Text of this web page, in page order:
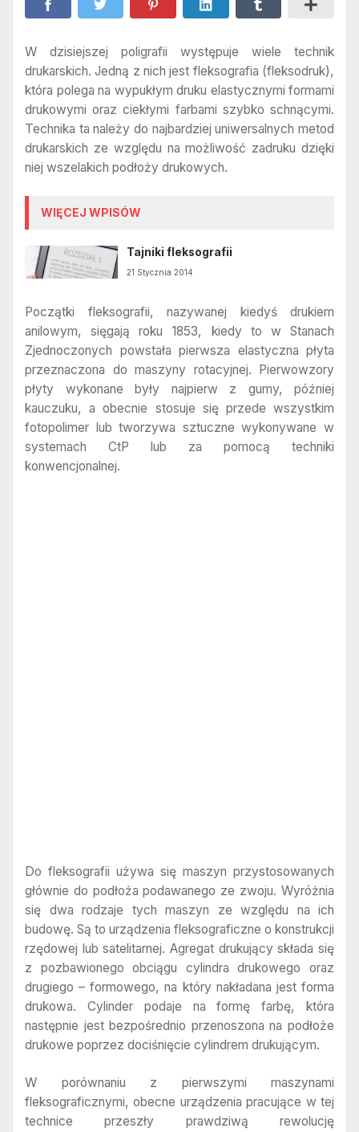
W dzisiejszej poligrafii występuje wiele technik
drukarskich. Jedną z nich jest fleksografia (fleksodruk),
która polega na wypukłym druku elastycznymi formami
drukowymi oraz ciekłymi farbami szybko schnącymi.
Technika ta należy do najbardziej uniwersalnych metod
drukarskich ze względu na możliwość zadruku dzięki
niej wszelakich podłoży drukowych.
WIĘCEJ WPISÓW
Tajniki fleksografii
21 Stycznia 2014
Początki fleksografii, nazywanej kiedyś drukiem
anilowym, sięgają roku 1853, kiedy to w Stanach
Zjednoczonych powstała pierwsza elastyczna płyta
przeznaczona do maszyny rotacyjnej. Pierwowzory
płyty wykonane były najpierw z gumy, później
kauczuku, a obecnie stosuje się przede wszystkim
fotopolimer lub tworzywa sztuczne wykonywane w
systemach CtP lub za pomocą techniki
konwencjonalnej.
Do fleksografii używa się maszyn przystosowanych
głównie do podłoża podawanego ze zwoju. Wyróżnia
się dwa rodzaje tych maszyn ze względu na ich
budowę. Są to urządzenia fleksograficzne o konstrukcji
rzędowej lub satelitarnej. Agregat drukujący składa się
z pozbawionego obciągu cylindra drukowego oraz
drugiego – formowego, na który nakładana jest forma
drukowa. Cylinder podaje na formę farbę, która
następnie jest bezpośrednio przenoszona na podłoże
drukowe poprzez dociśnięcie cylindrem drukującym.
W porównaniu z pierwszymi maszynami
fleksograficznymi, obecne urządzenia pracujące w tej
technice przeszły prawdziwą rewolucję